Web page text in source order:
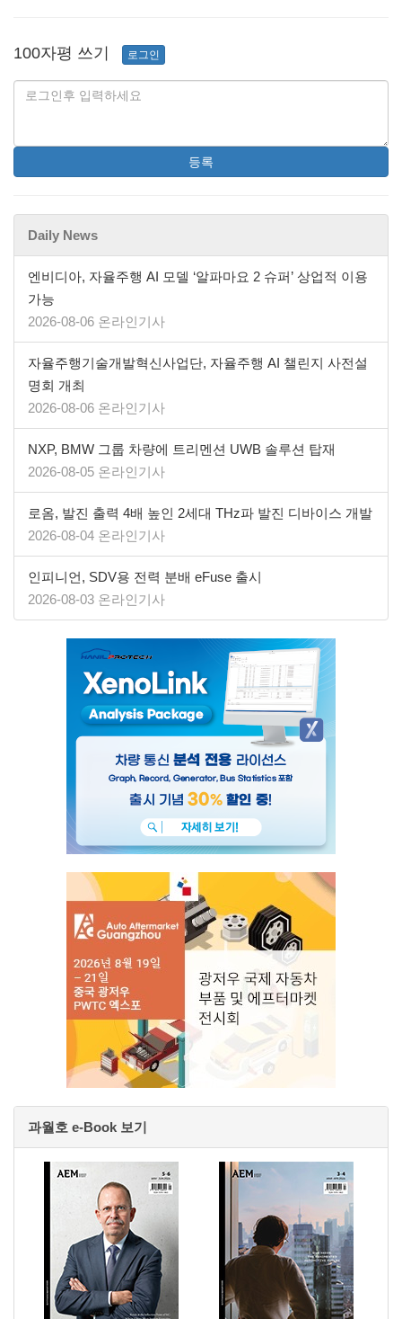
100자평 쓰기 로그인
등록
Daily News
엔비디아, 자율주행 AI 모델 ‘알파마요 2 슈퍼’ 상업적 이용
가능
2026-08-06 온라인기사
자율주행기술개발혁신사업단, 자율주행 AI 챌린지 사전설
명회 개최
2026-08-06 온라인기사
NXP, BMW 그룹 차량에 트리멘션 UWB 솔루션 탑재
2026-08-05 온라인기사
로옴, 발진 출력 4배 높인 2세대 THz파 발진 디바이스 개발
2026-08-04 온라인기사
인피니언, SDV용 전력 분배 eFuse 출시
2026-08-03 온라인기사
과월호 e-Book 보기